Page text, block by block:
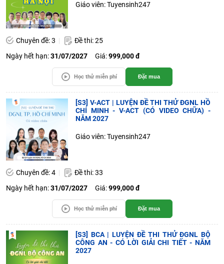
Giáo viên: Tuyensinh247
Chuyên đề: 3
Đề thi: 25
Ngày hết hạn:31/07/2027 Giá:999,000 đ
Học thử miễn phí Đặt mua
[S3] V-ACT | LUYỆN ĐỀ THI THỬ ĐGNL HỒ
CHÍ MINH - V-ACT (CÓ VIDEO CHỮA) -
NĂM 2027
Giáo viên: Tuyensinh247
Chuyên đề: 4
Đề thi: 33
Ngày hết hạn:31/07/2027 Giá:999,000 đ
Học thử miễn phí Đặt mua
[S3] BCA | LUYỆN ĐỀ THI THỬ ĐGNL BỘ
CÔNG AN - CÓ LỜI GIẢI CHI TIẾT - NĂM
2027